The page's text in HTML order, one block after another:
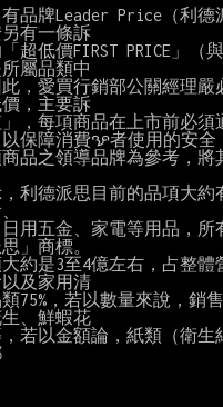
品牌Leader Price（利德
有一條訴
超低價FIRST PRICE」（
屬品類中
，愛買行銷部公關經理嚴
，主要訴
，每項商品在上市前必須
保障消費ꨊ者使用的安全
商品之領導品牌為參考，將
利德派思目前的品項大約
用五金、家電等用品，所
」商標。
約是3至4億左右，占整體
及家用清
75%，若以數量來說，銷
、鮮蝦花
若以金額論，紙類（衛生